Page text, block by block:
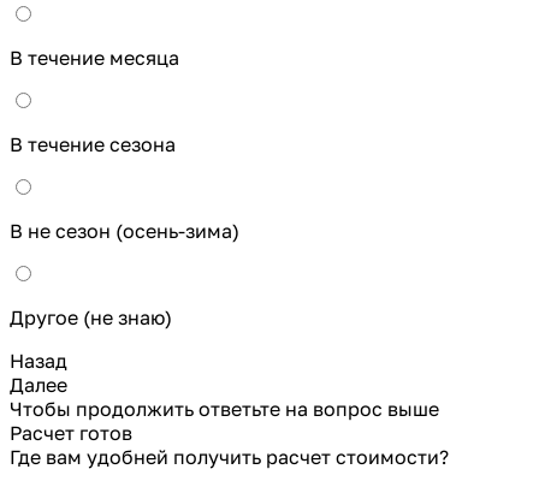
В течение месяца
В течение сезона
В не сезон (осень-зима)
Другое (не знаю)
Назад
Далее
Чтобы продолжить ответьте на вопрос выше
Расчет готов
Где вам удобней получить расчет стоимости?